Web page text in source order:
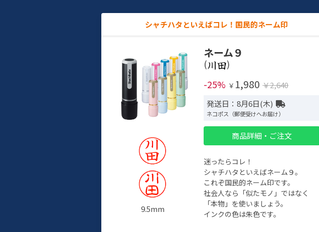
シャチハタといえばコレ！国民的ネーム印
9.5mm
ネーム９
(
)
-25% ￥ 1,980 ￥2,640
発送日：8月6日(木)
ネコポス（郵便受けへお届け）
商品詳細・ご注文
迷ったらコレ！
シャチハタといえばネーム９。
これぞ国民的ネーム印です。
社会人なら「似たモノ」ではなく
「本物」を使いましょう。
インクの色は朱色です。